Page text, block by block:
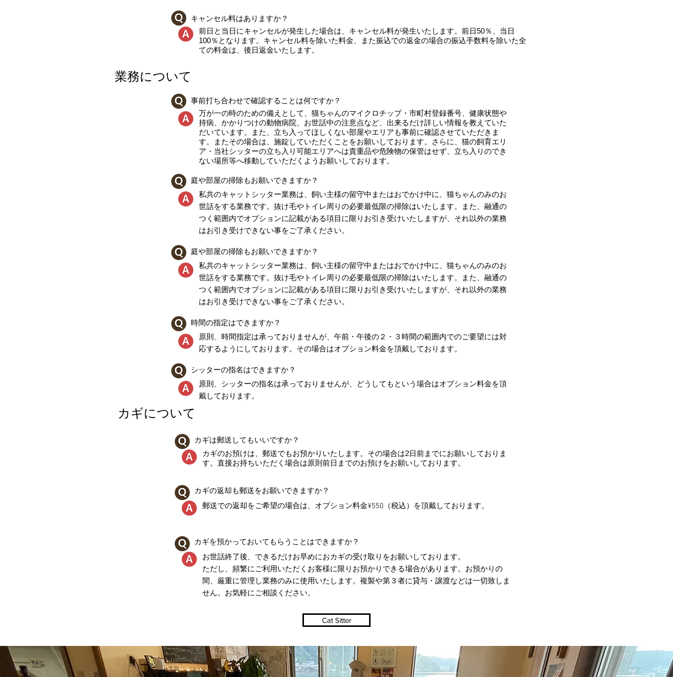
キャンセル料はありますか？
前日と当日にキャンセルが発生した場合は、キャンセル料が発生いたします。前日50％、当日
100％となります。キャンセル料を除いた料金、また振込での返金の場合の振込手数料を除いた全
ての料金は、後日返金いたします。
業務について
事前打ち合わせで確認することは何ですか？
万が一の時のための備えとして、猫ちゃんのマイクロチップ・市町村登録番号、健康状態や
持病、かかりつけの動物病院、お世話中の注意点など、出来るだけ詳しい情報を教えていた
だいています。また、立ち入ってほしくない部屋やエリアも事前に確認させていただきま
す。またその場合は、施錠していただくことをお願いしております。さらに、猫の飼育エリ
ア・当社シッターの立ち入り可能エリアへは貴重品や危険物の保管はせず、立ち入りのでき
ない場所等へ移動していただくようお願いしております。
庭や部屋の掃除もお願いできますか？
私共のキャットシッター業務は、飼い主様の留守中またはおでかけ中に、猫ちゃんのみのお
世話をする業務です。抜け毛やトイレ周りの必要最低限の掃除はいたします。また、融通の
つく範囲内でオプションに記載がある項目に限りお引き受けいたしますが、それ以外の業務
はお引き受けできない事をご了承ください。
庭や部屋の掃除もお願いできますか？
私共のキャットシッター業務は、飼い主様の留守中またはおでかけ中に、猫ちゃんのみのお
世話をする業務です。抜け毛やトイレ周りの必要最低限の掃除はいたします。また、融通の
つく範囲内でオプションに記載がある項目に限りお引き受けいたしますが、それ以外の業務
はお引き受けできない事をご了承ください。
時間の指定はできますか？
原則、時間指定は承っておりませんが、午前・午後の２・３時間の範囲内でのご要望には対
応するようにしております。その場合はオプション料金を頂戴しております。
シッターの指名はできますか？
原則、シッターの指名は承っておりませんが、どうしてもという場合はオプション料金を頂
戴しております。
カギについて
カギは郵送してもいいですか？
カギのお預けは、郵送でもお預かりいたします。その場合は2日前までにお願いしておりま
す。直接お持ちいただく場合は原則前日までのお預けをお願いしております。
カギの返却も郵送をお願いできますか？
郵送での返却をご希望の場合は、オプション料金¥550（税込）を頂戴しております。
カギを預かっておいてもらうことはできますか？
お世話終了後、できるだけお早めにおカギの受け取りをお願いしております。
ただし、頻繁にご利用いただくお客様に限りお預かりできる場合があります。お預かりの
間、厳重に管理し業務のみに使用いたします。複製や第３者に貸与・譲渡などは一切致しま
せん。お気軽にご相談ください。
Cat Sitter